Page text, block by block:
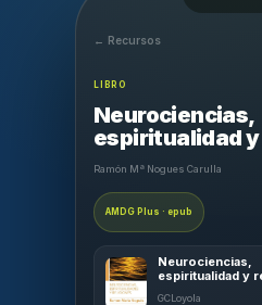
← Recursos
LIBRO
Neurociencias,
espiritualidad
Ramón Mª Nogues Carulla
AMDG Plus · epub
Neurociencias,
espiritualidad y
GCLoyola